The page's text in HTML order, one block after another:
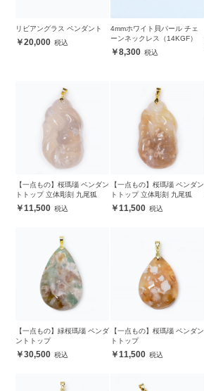
リビアングラス ペンダント
20,000
4mmホワイト貝パール チェ
ーンネックレス（14KGF）
8,300
【一点もの】桜瑪瑙 ペンダン
トトップ 立体彫刻 九尾狐
11,500
【一点もの】桜瑪瑙 ペンダン
トトップ 立体彫刻 九尾狐
11,500
【一点もの】緑桜瑪瑙 ペンダ
ントトップ
30,500
【一点もの】桜瑪瑙 ペンダン
トトップ
11,500